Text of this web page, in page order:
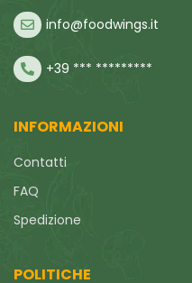
info@foodwings.it
+39 *** *********
INFORMAZIONI
Contatti
FAQ
Spedizione
POLITICHE